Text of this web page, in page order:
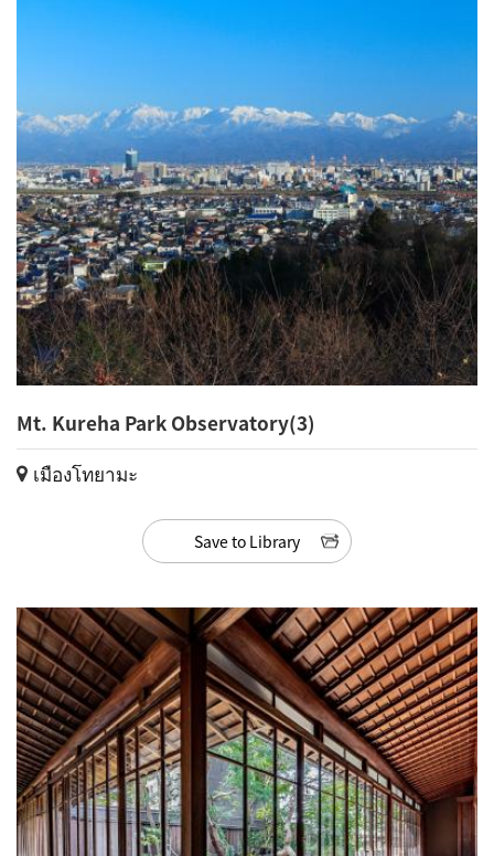
Mt. Kureha Park Observatory(3)
เมืองโทยามะ
Save to Library